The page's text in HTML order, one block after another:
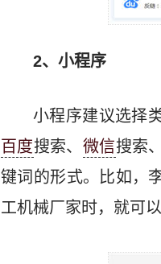
2、小程序
小程序建议选择
百度搜索、 微信搜索、
键词的形式。比如，
工机械厂家时，就可以